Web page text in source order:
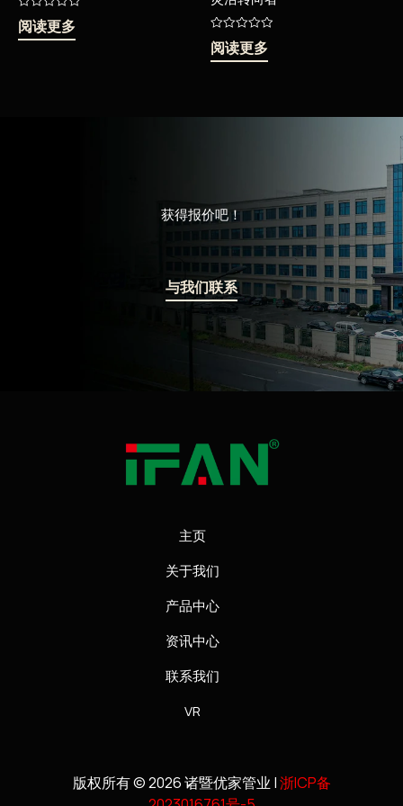
评
分
0
阅读更多
评
分
0
阅读更多
获得报价吧！
与我们联系
主页
关于我们
产品中心
资讯中心
联系我们
VR
版权所有 © 2026 诸暨优家管业 |浙ICP备